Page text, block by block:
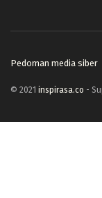
Pedoman media siber
© 2021 inspirasa.co -